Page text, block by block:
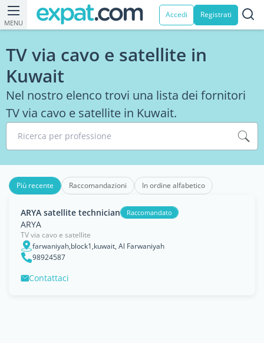
MENU
Accedi Registrati
TV via cavo e satellite in
Kuwait
Nel nostro elenco trovi una lista dei fornitori
TV via cavo e satellite in Kuwait.
Ricerca per professione
Più recente Raccomandazioni In ordine alfabetico
ARYA satellite technician Raccomandato
ARYA
TV via cavo e satellite
farwaniyah,block1,kuwait, Al Farwaniyah
98924587
Contattaci